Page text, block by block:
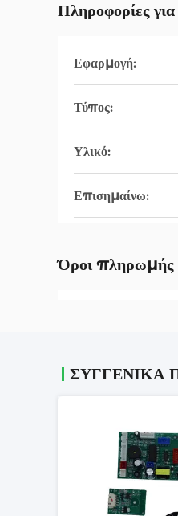
Πληροφορίες
Εφαρμογή:
Τύπος:
Υλικό:
Επισημαίνω:
Όροι πληρωμής
ΣΥΓΓΕΝΙΚΆ